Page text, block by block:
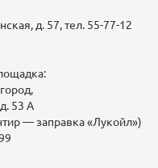
д. 57, тел. 55-77-12
53 А
— заправка «Лукойл»)